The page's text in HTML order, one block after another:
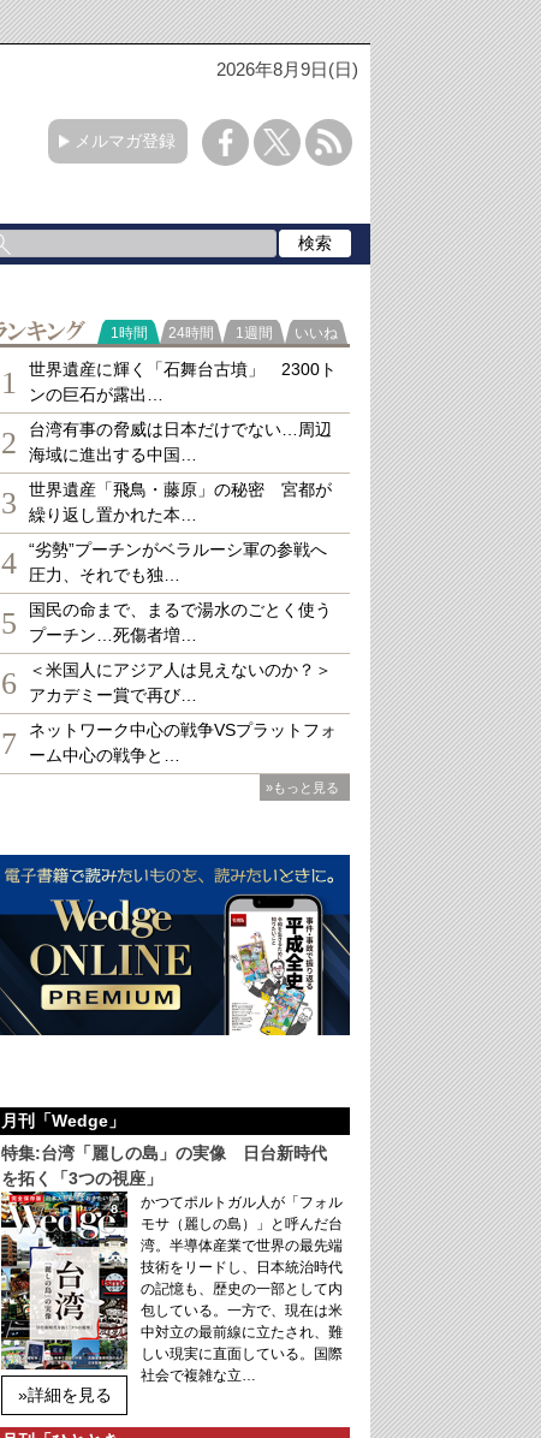
2026年8月9日(日)
メルマガ登録
ランキング
1時間 24時間 1週間 いいね
1
世界遺産に輝く「石舞台古墳」 2300ト
ンの巨石が露出…
2
台湾有事の脅威は日本だけでない…周辺
海域に進出する中国…
3
世界遺産「飛鳥・藤原」の秘密 宮都が
繰り返し置かれた本…
4
“劣勢”プーチンがベラルーシ軍の参戦へ
圧力、それでも独…
5
国民の命まで、まるで湯水のごとく使う
プーチン…死傷者増…
6
＜米国人にアジア人は見えないのか？＞
アカデミー賞で再び…
7
ネットワーク中心の戦争VSプラットフォ
ーム中心の戦争と…
»もっと見る
月刊「Wedge」
特集:台湾「麗しの島」の実像 日台新時代
を拓く「3つの視座」
»詳細を見る
かつてポルトガル人が「フォル
モサ（麗しの島）」と呼んだ台
湾。半導体産業で世界の最先端
技術をリードし、日本統治時代
の記憶も、歴史の一部として内
包している。一方で、現在は米
中対立の最前線に立たされ、難
しい現実に直面している。国際
社会で複雑な立…